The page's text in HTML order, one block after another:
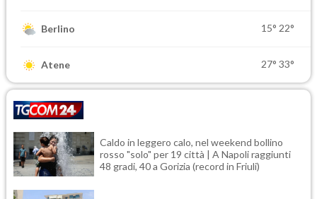
Berlino 15° 22°
Atene 27° 33°
Caldo in leggero calo, nel weekend bollino
rosso "solo" per 19 città | A Napoli raggiunti
48 gradi, 40 a Gorizia (record in Friuli)